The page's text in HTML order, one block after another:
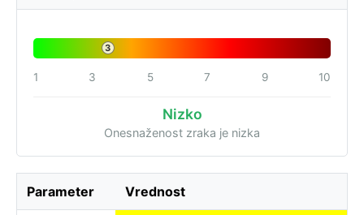
3
1 3 5 7 9 10
Nizko
Onesnaženost zraka je nizka
Parameter Vrednost